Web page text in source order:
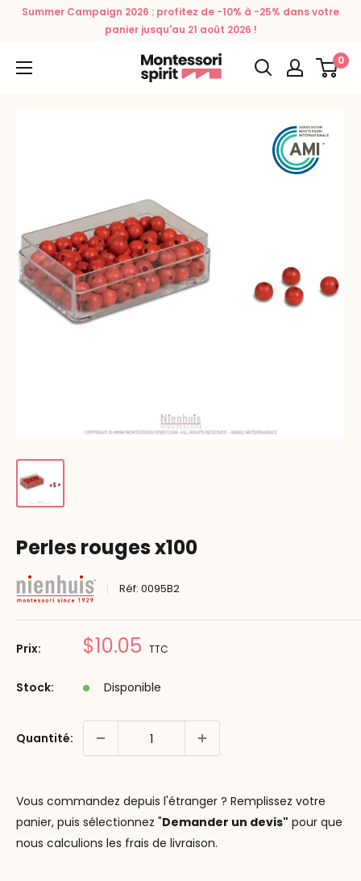
PasserSummer Campaign 2026 : profitez de -10% à -25% dans votre
panier jusqu'au 21 août 2026 !
Montessori
Spirit
0
Perles rouges x100
Réf:0095B2
Prix: Prix
$10.05 TTC
Stock: Disponible
Quantité:
Vous commandez depuis l'étranger ? Remplissez votre
panier, puis sélectionnez "Demander un devis" pour que
nous calculions les frais de livraison.